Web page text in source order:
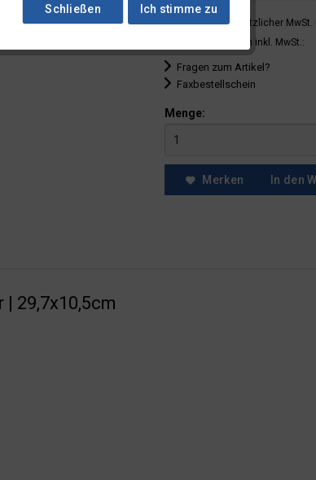
* Preise zzgl. gesetzlicher MwSt.
Preise in Klammern inkl. MwSt.:
Fragen zum Artikel?
Faxbestellschein
Menge:
Merken In den
29,7x10,5cm
Ich stimme zu
Schließen